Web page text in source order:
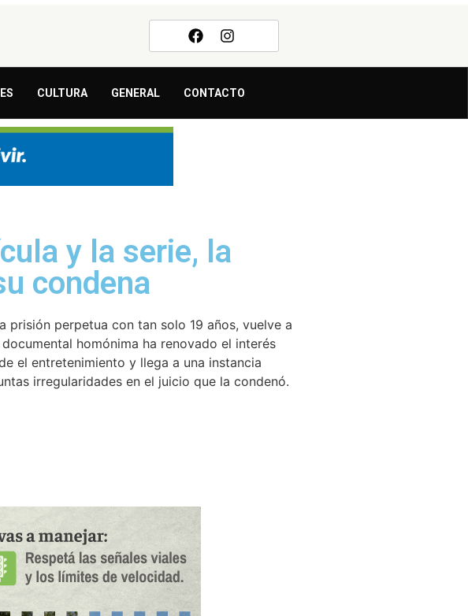
CULTURA GENERAL CONTACTO
y la serie, la
condena
prisión perpetua con tan solo 19 años, vuelve a
homónima ha renovado el interés
el entretenimiento y llega a una instancia
irregularidades en el juicio que la condenó.